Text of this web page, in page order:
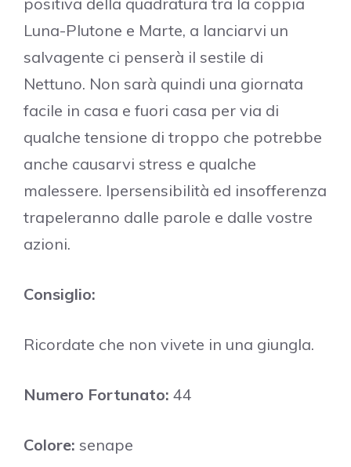
Luna-Plutone e Marte, a lanciarvi un
salvagente ci penserà il sestile di
Nettuno. Non sarà quindi una giornata
facile in casa e fuori casa per via di
qualche tensione di troppo che potrebbe
anche causarvi stress e qualche
malessere. Ipersensibilità ed insofferenza
trapeleranno dalle parole e dalle vostre
azioni.
Consiglio:
Ricordate che non vivete in una giungla.
Numero Fortunato: 44
Colore: senape